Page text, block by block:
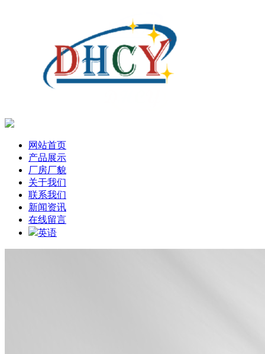
网站首页
产品展示
厂房厂貌
关于我们
联系我们
新闻资讯
在线留言
英语